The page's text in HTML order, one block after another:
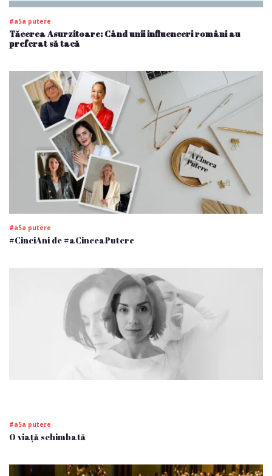
#a5a putere
Tăcerea Asurzitoare: Când unii influenceri români au
preferat să tacă
#a5a putere
#CinciAni de #aCinceaPutere
#a5a putere
O viață schimbată